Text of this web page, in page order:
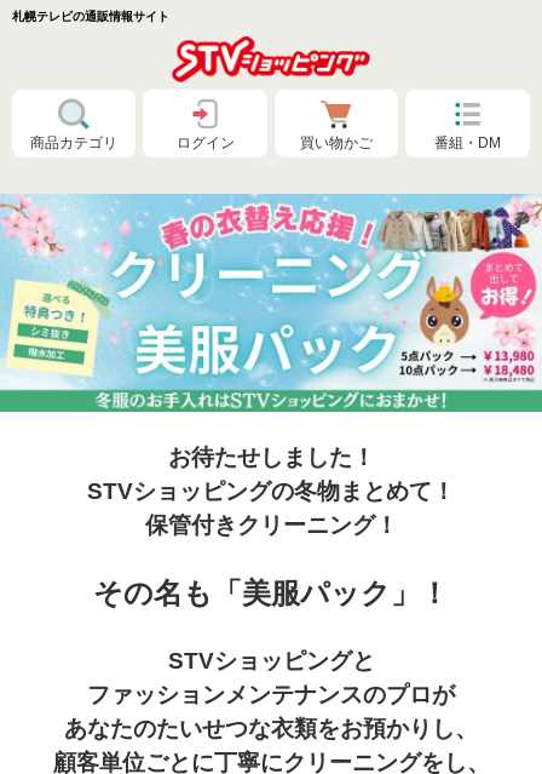
札幌テレビの通販情報サイト
商品カテゴリ
特別価格❗
食品🚚まとめ買いで送料無料（カタログ）
食品🚚グルメ直送便（カタログ）
河村通夫 考案❗（カタログ）
レジェンド松下コーナー
ログイン 買い物かご 番組・DM
トクセン❗どさんこ市場
よふかし🌙はやおき どさんこ市場
お待たせしました！
STVショッピングの冬物まとめて！
保管付きクリーニング！
その名も「美服パック」！
STVショッピングと
ファッションメンテナンスのプロが
あなたのたいせつな衣類をお預かりし、
顧客単位ごとに丁寧にクリーニングをし、